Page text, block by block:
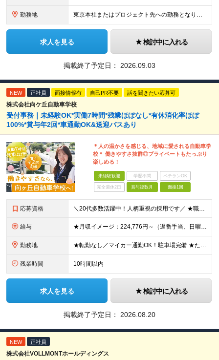
勤務地 東京本社またはプロジェクト先への勤務となります ■本社 東京都豊島区南池袋3-13-8 ホウエイビル9F ＜アクセス＞ 各線「池袋駅」から徒歩5分 ■東京開発センター 東京都豊島区南池袋3-13-
求人を見る 検討中に入れる
掲載終了予定日： 2026.09.03
NEW 正社員 面接情報有 自己PR不要 話を聞きたい応募可
株式会社向ケ丘自動車学校
受付事務｜未経験OK*実働7時間*残業ほぼなし*有休消化率ほぼ
100%*賞与年2回*車通勤OK&送迎バスあり
＊人の温かさを感じる、地域に愛される自動車学
校＊ 働きやすさ抜群◎プライベートもたっぷり
楽しめる！
未経験歓迎 学歴不問 ベテランOK
完全週休2日 賞与複数月 面接1回
応募資格 ＼20代多数活躍中！人柄重視の採用です／ ★職種・業種未経験OK！ ★第二新卒歓迎 ★高卒以上 ━━━━━━━━━━━━━━━━━ 事務経験は不問！人柄重視の採用です♪ ━━━━━━━━━━━━━━
給与 ★月収イメージ：224,776円～（遅番手当、日曜手当など含む）＋賞与年2回 月給20万720円～＋残業代全額支給＋各種手当＋賞与年2回 ┗遅番シフト、日曜の出勤でプラスで手当支給！ ┗他にも、家族
勤務地 ★転勤なし／マイカー通勤OK！駐車場完備 ★たまプラーザ／新百合ヶ丘／登戸などから送迎バスも出ています！ 【向ケ丘自動車学校】 神奈川県川崎市宮前区菅生4-6-1 ※(変更の範囲)勤務地に変更なし
残業時間 10時間以内
求人を見る 検討中に入れる
掲載終了予定日： 2026.08.20
NEW 正社員
株式会社VOLLMONTホールディングス